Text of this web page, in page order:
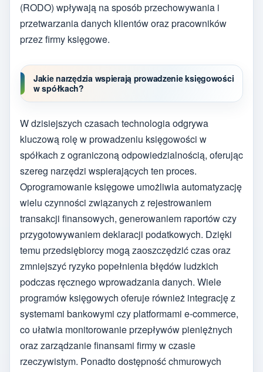
(RODO) wpływają na sposób przechowywania i
przetwarzania danych klientów oraz pracowników
przez firmy księgowe.
Jakie narzędzia wspierają prowadzenie księgowości
w spółkach?
W dzisiejszych czasach technologia odgrywa
kluczową rolę w prowadzeniu księgowości w
spółkach z ograniczoną odpowiedzialnością, oferując
szereg narzędzi wspierających ten proces.
Oprogramowanie księgowe umożliwia automatyzację
wielu czynności związanych z rejestrowaniem
transakcji finansowych, generowaniem raportów czy
przygotowywaniem deklaracji podatkowych. Dzięki
temu przedsiębiorcy mogą zaoszczędzić czas oraz
zmniejszyć ryzyko popełnienia błędów ludzkich
podczas ręcznego wprowadzania danych. Wiele
programów księgowych oferuje również integrację z
systemami bankowymi czy platformami e-commerce,
co ułatwia monitorowanie przepływów pieniężnych
oraz zarządzanie finansami firmy w czasie
rzeczywistym. Ponadto dostępność chmurowych